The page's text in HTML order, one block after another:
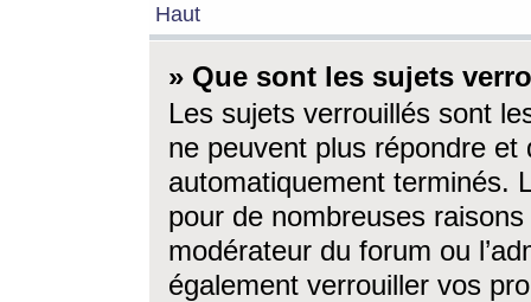
Haut
» Que sont les sujets
Les sujets verrouillés sont
ne peuvent plus répondre
automatiquement terminés.
pour de nombreuses
modérateur du forum ou
également verrouiller vos